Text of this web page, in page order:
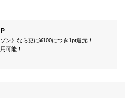
ン》なら更に¥100につき1pt還元！
可能！